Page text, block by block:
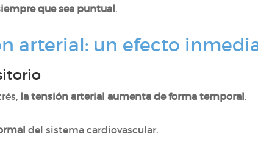
que sea puntual.
arterial: un efecto
la tensión arterial aumenta de forma temporal.
del sistema cardiovascular.